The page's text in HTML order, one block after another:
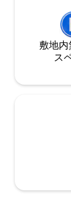
敷地
ス⁠